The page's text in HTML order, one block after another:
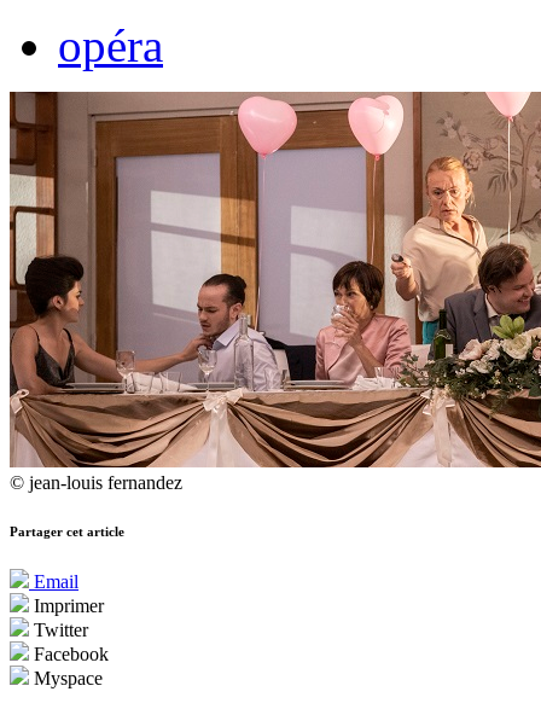
opéra
© jean-louis fernandez
Partager cet article
Email
Imprimer
Twitter
Facebook
Myspace